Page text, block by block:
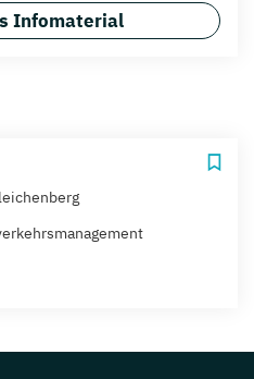
Infomaterial